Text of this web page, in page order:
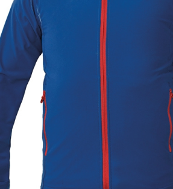
Костюмы утепленные
Штаны (Брюки)
Камуфляжные брюки
Утепленные брюки
Детские штаны
Штаны для работы
Брюки ХоРеКа и медицина
Джинсы, брюки на каждый день
Полукомбинезоны